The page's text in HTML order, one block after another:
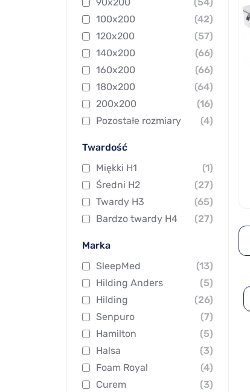
100x200
(42)
120x200
(57)
140x200
(66)
160x200
(66)
180x200
(64)
200x200
(16)
Pozostałe rozmiary
(4)
Twardość
Miękki H1
(1)
Średni H2
(27)
Twardy H3
(65)
Bardzo twardy H4
(27)
Marka
SleepMed
(13)
Hilding Anders
(5)
Hilding
(26)
Senpuro
(7)
Hamilton
(5)
Halsa
(3)
Foam Royal
(4)
Curem
(3)